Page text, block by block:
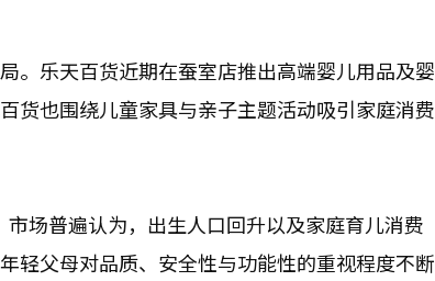
。乐天百货近期在蚕室店推出高端婴儿用品及婴
货也围绕儿童家具与亲子主题活动吸引家庭消费
场普遍认为，出生人口回升以及家庭育儿消费
轻父母对品质、安全性与功能性的重视程度不断